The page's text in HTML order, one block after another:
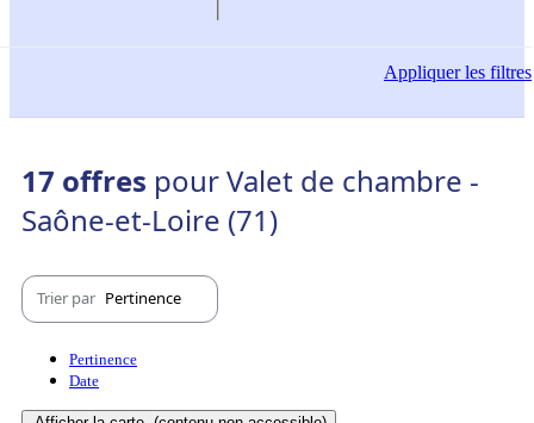
Appliquerles filtres
17 offres pour Valet de chambre -
Saône-et-Loire (71)
Trier par Pertinence
Pertinence
Date